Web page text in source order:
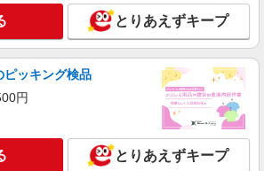
詳細を見る
店（jb561114）
月給 245,000円 〜 288,000円 ※給与幅は経
・能力により考慮 賞与あり 交通費あり／上限2
まで
■大山西町小規模保育園（小規模保育園） 東京
橋区大山西町5213
とりあえずキープ
ピッキング検品
円
とりあえずキープ